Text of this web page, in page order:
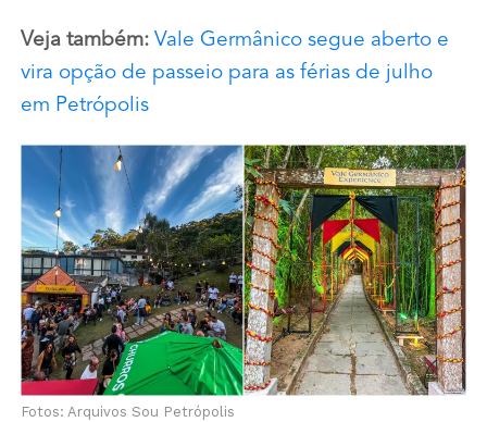
Veja também: Vale Germânico segue aberto e
vira opção de passeio para as férias de julho
em Petrópolis
Fotos: Arquivos Sou Petrópolis